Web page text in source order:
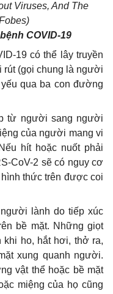
Viruses, And The
COVID-19
19 có thể lây truyền
(gọi chung là người
qua ba con đường
từ người sang người
của người mang vi
hít hoặc nuốt phải
CoV-2 sẽ có nguy cơ
thức trên được coi
lành do tiếp xúc
bề mặt. Những giọt
khi ho, hắt hơi, thở ra,
xung quanh người.
vật thể hoặc bề mặt
miệng của họ cũng